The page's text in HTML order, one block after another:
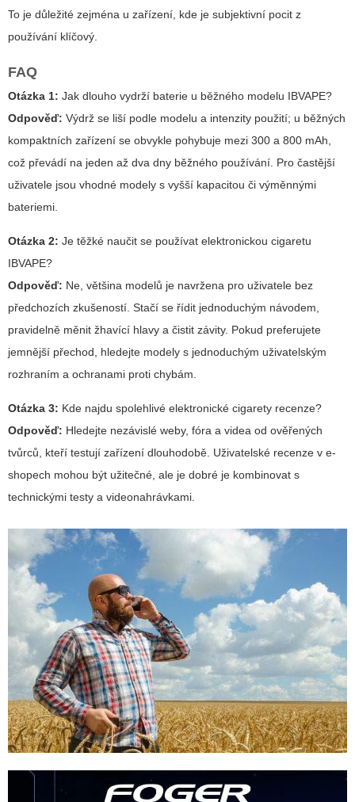
To je důležité zejména u zařízení, kde je subjektivní pocit z
používání klíčový.
FAQ
Otázka 1: Jak dlouho vydrží baterie u běžného modelu IBVAPE?
Odpověď: Výdrž se liší podle modelu a intenzity použití; u běžných
kompaktních zařízení se obvykle pohybuje mezi 300 a 800 mAh,
což převádí na jeden až dva dny běžného používání. Pro častější
uživatele jsou vhodné modely s vyšší kapacitou či výměnnými
bateriemi.
Otázka 2: Je těžké naučit se používat elektronickou cigaretu
IBVAPE?
Odpověď: Ne, většina modelů je navržena pro uživatele bez
předchozích zkušeností. Stačí se řídit jednoduchým návodem,
pravidelně měnit žhavící hlavy a čistit závity. Pokud preferujete
jemnější přechod, hledejte modely s jednoduchým uživatelským
rozhraním a ochranami proti chybám.
Otázka 3: Kde najdu spolehlivé elektronické cigarety recenze?
Odpověď: Hledejte nezávislé weby, fóra a videa od ověřených
tvůrců, kteří testují zařízení dlouhodobě. Uživatelské recenze v e-
shopech mohou být užitečné, ale je dobré je kombinovat s
technickými testy a videonahrávkami.